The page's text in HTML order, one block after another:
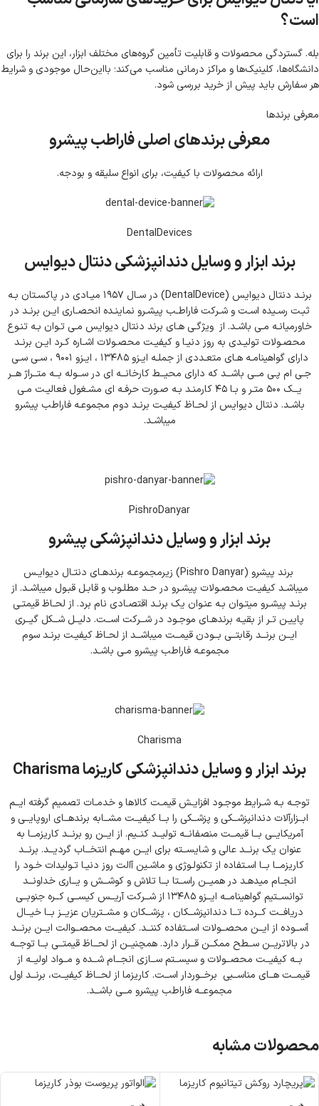
است؟
بله. گستردگی محصولات و قابلیت تأمین گروه‌های مختلف ابزار، این برند را برای
دانشگاه‌ها، کلینیک‌ها و مراکز درمانی مناسب می‌کند؛ بااین‌حال موجودی و شرایط
هر سفارش باید پیش از خرید بررسی شود.
معرفی برند‌ها
معرفی برندهای اصلی فاراطب پیشرو
ارائه محصولات با کیفیت، برای انواع سلیقه و بودجه.
DentalDevices
برند ابزار و وسایل دندانپزشکی دنتال دیوایس
برنـد دنتال دیوایس (ِDentalDevice) در سـال ۱۹۵۷ میـادی در پاکسـتان بـه
ثبـت رسـیده اسـت و شـرکت فاراطـب پیشـرو نماینـده انحصـاری ایـن برنـد در
خاورمیانـه مـی باشـد. از ویژگـی هـای برند دنتال دیوایس مـی تـوان بـه تنـوع
محصـولات تولیـدی به روز دنیـا و کیفیـت محصـولات اشـاره کـرد ایـن برنـد
دارای گواهینامـه هـای متعـددی از جملـه ایـزو ۱۳۴۸۵ ، ایـزو ۹۰۰۱ ، سـی سـی
جـی ام پـی مــی باشــد که دارای محیــط کارخانــه ای در ســوله بــه متــراژ هــر
یــک ۵۰۰ متـر و بـا ۴۵ کارمنـد بـه صـورت حرفـه ای مشـغول فعالیـت مـی
باشـد. دنتال دیوایس از لحـاظ کیفیـت برنـد دوم مجموعـه فاراطب پیشرو
میباشـد.
PishroDanyar
برند ابزار و وسایل دندانپزشکی پیشرو
برند پیشرو (Pishro Danyar) زیرمجموعـه برندهـای دنتـال دیوایـس
میباشـد کیفیـت محصـولات پیشـرو در حـد مطلـوب و قابـل قبـول میباشـد. از
برنـد پیشـرو میتـوان بـه عنـوان یک برنـد اقتصـادی نام برد. از لحـاظ قیمتـی
پاییـن تـر از بقیـه برندهـای موجـود در شــرکت اســت. دلیــل شــکل گیــری
ایــن برنــد رقابتــی بــودن قیمــت میباشــد از لحـاظ کیفیـت برنـد سوم
مجموعـه فاراطب پیشرو مـی باشـد.
Charisma
برند ابزار و وسایل دندانپزشکی کاریزما Charisma
توجـه بـه شـرایط موجـود افزایـش قیمـت کالاها و خدمـات تصمیم گرفته ایــم
ابــزارآلات دندانپزشــکی و پزشــکی را بــا کیفیــت مشــابه برندهــای اروپایــی و
آمریکایــی بــا قیمــت منصفانــه تولیــد کنــیم. از ایــن رو برنــد کاریزمــا به
عنوان یک برنــد عالی و شایســته برای ایــن مهــم انتخــاب گردیــد. برنــد
کاریزمــا بــا اسـتفاده از تکنولـوژی و ماشـین آالت روز دنیـا تـولیدات خـود را
انجـام میدهـد در همیــن راســتا بــا تلاش و کوشــش و یــاری خداونــد
توانســتیم گواهینامــه ایــزو ۱۳۴۸۵ از شــرکت آریــس کیســی کــره جنوبــی
دریافــت کــرده تــا دندانپزشــکان ، پزشــکان و مشــتریان عزیــز بــا خیــال
آســوده از ایــن محصــولات اســتفاده کننــد. کیفیــت محصــوالت ایــن برنــد
در بالاتریــن ســطح ممکــن قــرار دارد. همچنیــن از لحــاظ قیمتــی بــا توجــه
بــه کیفیــت محصــولات و سیســتم ســازی انجــام شــده و مــواد اولیــه از
قیمــت هــای مناســبی برخــوردار اســت. کاریزما از لحــاظ کیفیــت، برنــد اول
مجموعــه فاراطب پیشرو مــی باشــد.
محصولات مشابه